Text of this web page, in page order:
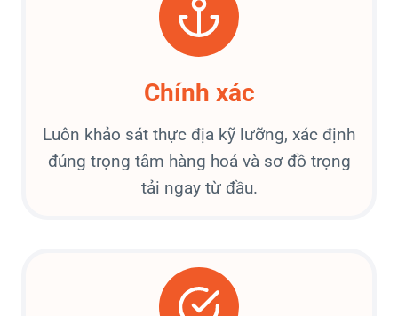
Chính xác
Luôn khảo sát thực địa kỹ lưỡng, xác định
đúng trọng tâm hàng hoá và sơ đồ trọng
tải ngay từ đầu.